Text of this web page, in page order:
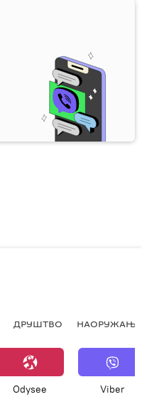
ДРУШТВО НАОРУЖАЊЕ
Odysee Viber